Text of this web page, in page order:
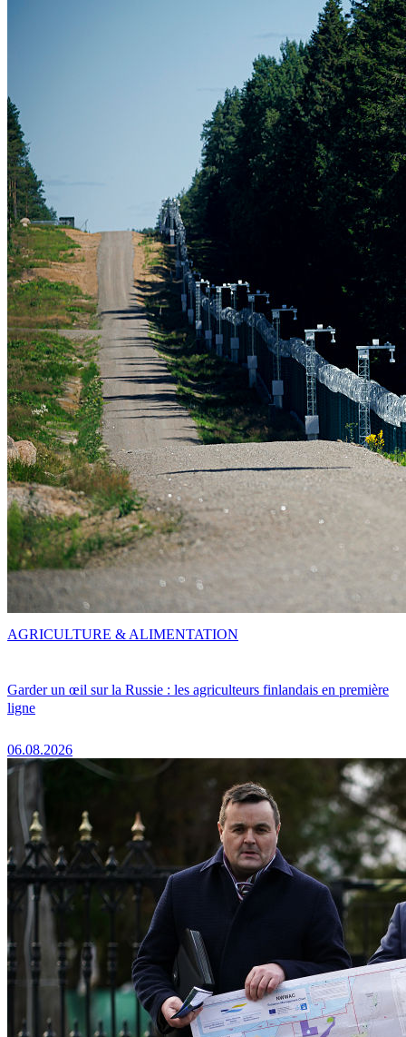
Garder un œil sur la Russie : les agriculteurs finlandais en première
ligne
06.08.2026
AGRICULTURE & ALIMENTATION